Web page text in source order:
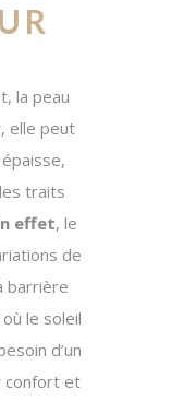
la peau
elle peut
traits
effet, le
de
barrière
le soleil
d’un
confort et